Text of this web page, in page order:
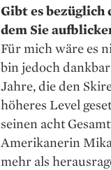
Gibt es
dem Sie
Für mich wäre es
bin jedoch
Jahre, die den
höheres Level
seinen acht
Amerikanerin
mehr als